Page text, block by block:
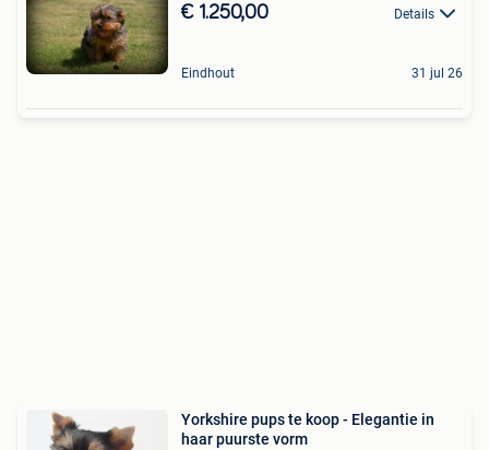
€ 1.250,00 Details
Eindhout 31 jul 26
Yorkshire pups te koop - Elegantie in
haar puurste vorm